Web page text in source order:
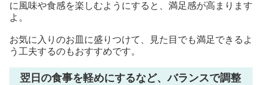
に風味や食感を楽しむようにすると、満足感が高まります
よ。
お気に入りのお皿に盛りつけて、見た目でも満足できるよ
う工夫するのもおすすめです。
翌日の食事を軽めにするなど、バランスで調整